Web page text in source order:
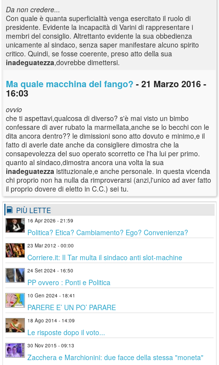
Da non credere...
Con quale è quanta superficialità venga esercitato il ruolo di
presidente. Evidente la incapacità di Varini di rappresentare i
membri del consiglio. Altrettanto evidente la sua obbedienza
unicamente al sindaco, senza saper manifestare alcuno spirito
critico. Quindi, se fosse coerente, preso atto della sua
inadeguatezza,dovrebbe dimettersi.
Ma quale macchina del fango? - 21 Marzo 2016 -
16:03
ovvio
che ti aspettavi,qualcosa di diverso? s'è mai visto un bimbo
confessare di aver rubato la marmellata,anche se lo becchi con le
dita ancora dentro?? le dimissioni sono atto dovuto e minimo,e il
fatto di averle date anche da consigliere dimostra che la
consapevolezza del suo operato scorretto ce l'ha lui per primo.
quanto al sindaco,dimostra ancora una volta la sua
inadeguatezza istituzionale,e anche personale. in questa vicenda
chi proprio non ha nulla da rimproverarsi (anzi,l'unico ad aver fatto
il proprio dovere di eletto in C.C.) sei tu.
PIÙ LETTE
16 Apr 2026 - 21:59
Politica? Etica? Cambiamento? Ego? Convenienza?
23 Mar 2012 - 00:00
Corriere.it: Il Tar multa il sindaco anti slot-machine
24 Set 2024 - 16:50
PP ovvero : Ponti e Politica
10 Gen 2024 - 18:41
PARERE E’ UN PO’ PARARE
18 Ago 2014 - 14:09
Le risposte dopo il voto...
30 Nov 2015 - 09:13
Zacchera e Marchionini: due facce della stessa "moneta"